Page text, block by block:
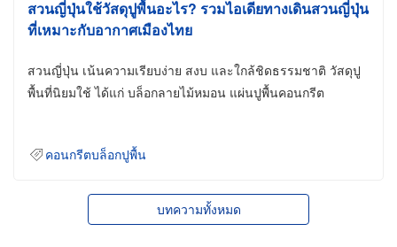
สวนญี่ปุ่นใช้วัสดุปูพื้นอะไร? รวมไอเดียทางเดินสวนญี่ปุ่น
ที่เหมาะกับอากาศเมืองไทย
สวนญี่ปุ่น เน้นความเรียบง่าย สงบ และใกล้ชิดธรรมชาติ วัสดุปู
พื้นที่นิยมใช้ ได้แก่ บล็อกลายไม้หมอน แผ่นปูพื้นคอนกรีต
คอนกรีตบล็อกปูพื้น
บทความทั้งหมด